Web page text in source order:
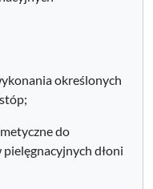
określonych
do
dłoni